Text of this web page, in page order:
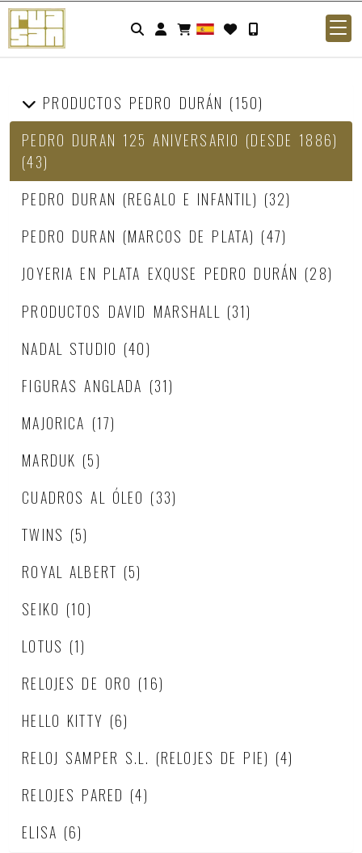
Identifícate
PRODUCTOS PEDRO DURÁN (150)
PEDRO DURAN 125 ANIVERSARIO (DESDE 1886)
(43)
PEDRO DURAN (REGALO E INFANTIL) (32)
PEDRO DURAN (MARCOS DE PLATA) (47)
JOYERIA EN PLATA EXQUSE PEDRO DURÁN (28)
PRODUCTOS DAVID MARSHALL (31)
NADAL STUDIO (40)
FIGURAS ANGLADA (31)
MAJORICA (17)
MARDUK (5)
CUADROS AL ÓLEO (33)
TWINS (5)
ROYAL ALBERT (5)
SEIKO (10)
LOTUS (1)
RELOJES DE ORO (16)
HELLO KITTY (6)
RELOJ SAMPER S.L. (RELOJES DE PIE) (4)
RELOJES PARED (4)
ELISA (6)